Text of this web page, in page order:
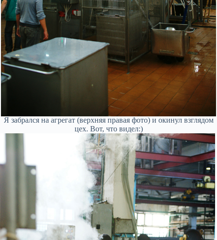
Я забрался на агрегат (верхняя правая фото) и окинул взглядом
цех. Вот, что видел:)